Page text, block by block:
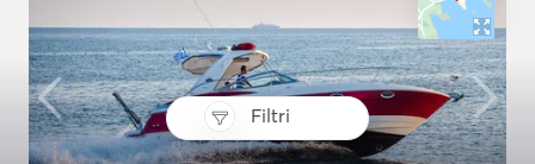
Filtri